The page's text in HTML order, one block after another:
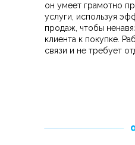
он умеет грамотно
услуги, используя
продаж, чтобы
клиента к покупке.
связи и не требует